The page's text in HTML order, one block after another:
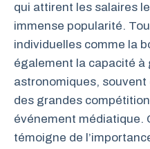
qui attirent les salaires
immense popularité.
individuelles comme la
également la capacité à
astronomiques,
des grandes
événement médiatique.
témoigne de